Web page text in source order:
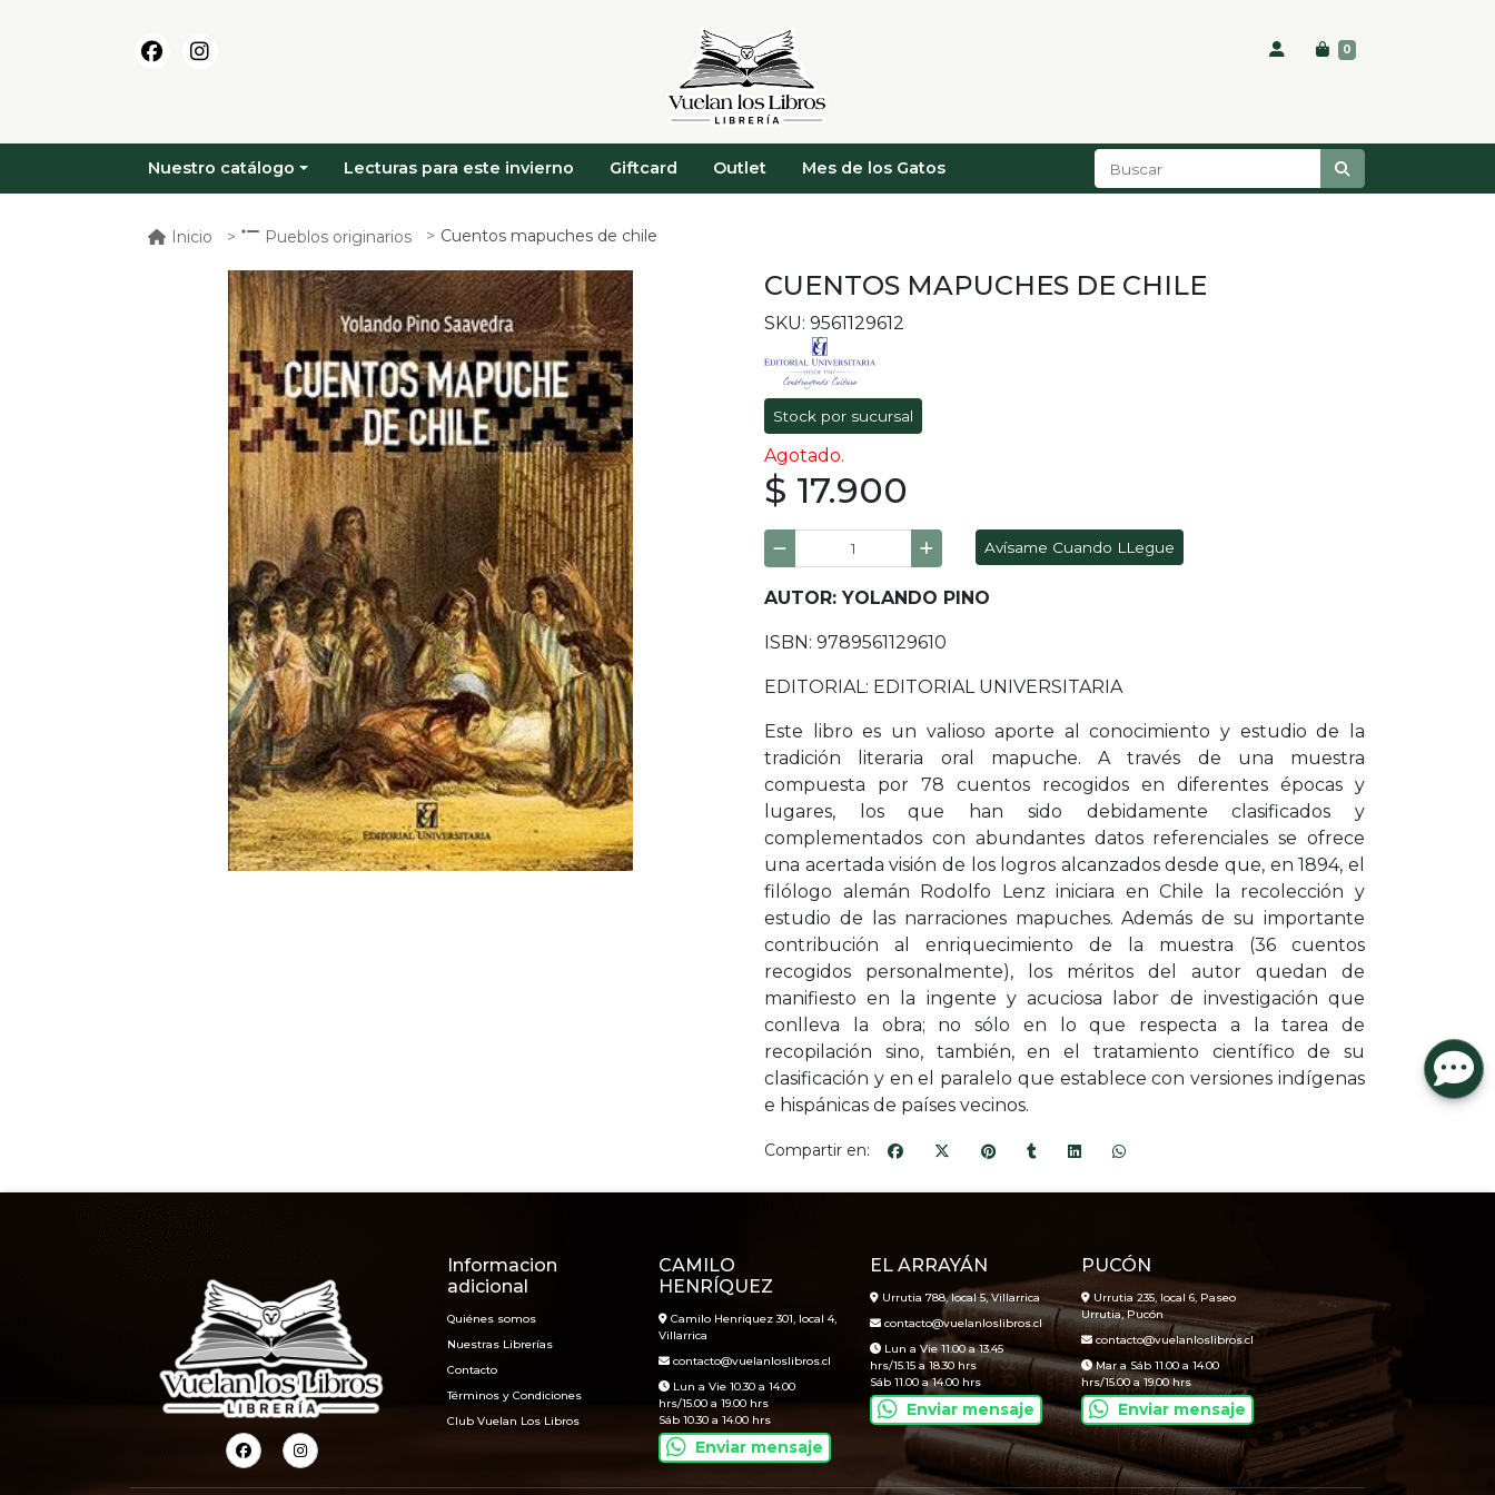
0
Nuestro catálogo Lecturas para este invierno Giftcard Outlet Mes de los Gatos
Inicio Pueblos originarios Cuentos mapuches de chile
CUENTOS MAPUCHES DE CHILE
SKU: 9561129612
Stock por sucursal
Agotado.
$ 17.900
Avísame Cuando LLegue
AUTOR: YOLANDO PINO
ISBN: 9789561129610
EDITORIAL: EDITORIAL UNIVERSITARIA
Este libro es un valioso aporte al conocimiento y estudio de la
tradición literaria oral mapuche. A través de una muestra
compuesta por 78 cuentos recogidos en diferentes épocas y
lugares, los que han sido debidamente clasificados y
complementados con abundantes datos referenciales se ofrece
una acertada visión de los logros alcanzados desde que, en 1894, el
filólogo alemán Rodolfo Lenz iniciara en Chile la recolección y
estudio de las narraciones mapuches. Además de su importante
contribución al enriquecimiento de la muestra (36 cuentos
recogidos personalmente), los méritos del autor quedan de
manifiesto en la ingente y acuciosa labor de investigación que
conlleva la obra; no sólo en lo que respecta a la tarea de
recopilación sino, también, en el tratamiento científico de su
clasificación y en el paralelo que establece con versiones indígenas
e hispánicas de países vecinos.
Compartir en:
Informacion
adicional
Quiénes somos
Nuestras Librerías
Contacto
Términos y Condiciones
Club Vuelan Los Libros
CAMILO
HENRÍQUEZ
Camilo Henríquez 301, local 4,
Villarrica
contacto@vuelanloslibros.cl
Lun a Vie 10.30 a 14.00
hrs/15.00 a 19.00 hrs
Sáb 10.30 a 14.00 hrs
Enviar mensaje
EL ARRAYÁN
Urrutia 788, local 5, Villarrica
contacto@vuelanloslibros.cl
Lun a Vie 11.00 a 13.45
hrs/15.15 a 18.30 hrs
Sáb 11.00 a 14.00 hrs
Enviar mensaje
PUCÓN
Urrutia 235, local 6, Paseo
Urrutia, Pucón
contacto@vuelanloslibros.cl
Mar a Sáb 11.00 a 14.00
hrs/15.00 a 19.00 hrs
Enviar mensaje